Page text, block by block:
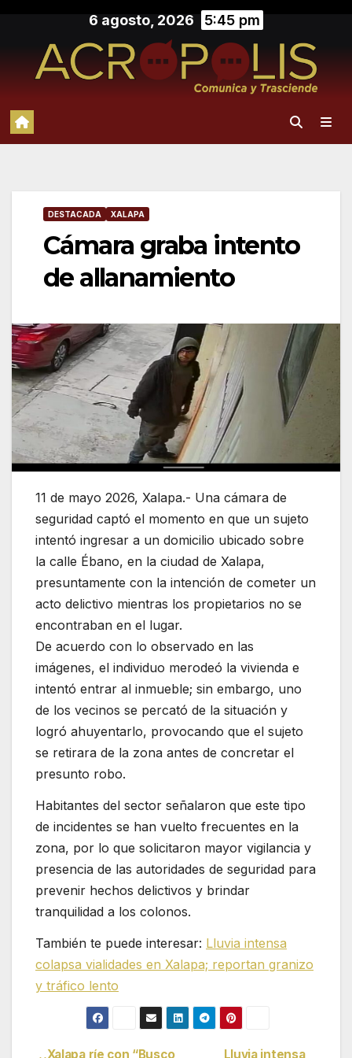
contenido
6 agosto, 2026 5:45 pm
DESTACADA XALAPA
Cámara graba intento
de allanamiento
11 de mayo 2026, Xalapa.- Una cámara de
seguridad captó el momento en que un sujeto
intentó ingresar a un domicilio ubicado sobre
la calle Ébano, en la ciudad de Xalapa,
presuntamente con la intención de cometer un
acto delictivo mientras los propietarios no se
encontraban en el lugar.
De acuerdo con lo observado en las
imágenes, el individuo merodeó la vivienda e
intentó entrar al inmueble; sin embargo, uno
de los vecinos se percató de la situación y
logró ahuyentarlo, provocando que el sujeto
se retirara de la zona antes de concretar el
presunto robo.
Habitantes del sector señalaron que este tipo
de incidentes se han vuelto frecuentes en la
zona, por lo que solicitaron mayor vigilancia y
presencia de las autoridades de seguridad para
prevenir hechos delictivos y brindar
tranquilidad a los colonos.
También te puede interesar: Lluvia intensa
colapsa vialidades en Xalapa; reportan granizo
y tráfico lento
Lluvia intensa
Xalapa ríe con “Busco